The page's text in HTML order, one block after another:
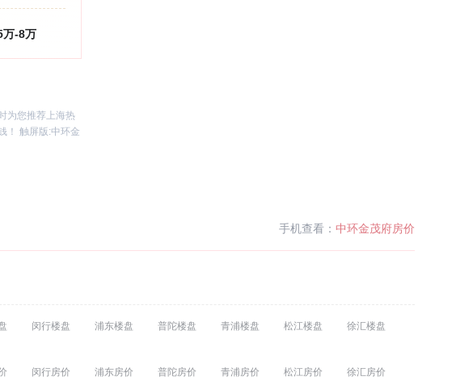
万-8万
为您推荐上海热
！ 触屏版:中环金
手机查看： 中环金茂府房价
闵行楼盘 浦东楼盘 普陀楼盘 青浦楼盘 松江楼盘
徐汇楼盘
闵行房价 浦东房价 普陀房价 青浦房价 松江房价
徐汇房价